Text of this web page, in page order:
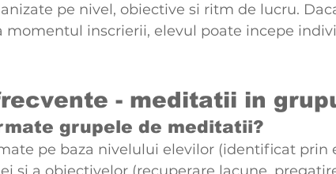
pe nivel, obiective si ritm de lucru.
momentul inscrierii, elevul poate incepe
- meditatii in
grupele de meditatii?
pe baza nivelului elevilor (identificat prin